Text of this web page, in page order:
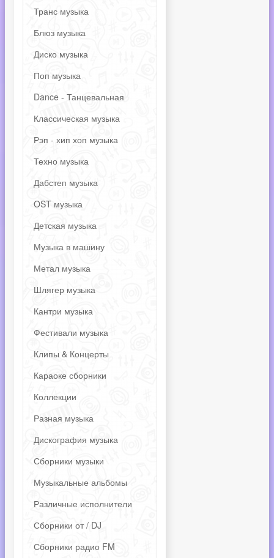
Транс музыка
Блюз музыка
Диско музыка
Поп музыка
Dance - Танцевальная
Классическая музыка
Рэп - хип хоп музыка
Техно музыка
Дабстеп музыка
OST музыка
Детская музыка
Музыка в машину
Метал музыка
Шлягер музыка
Кантри музыка
Фестивали музыка
Клипы & Концерты
Караоке сборники
Коллекции
Разная музыка
Дискография музыка
Сборники музыки
Музыкальные альбомы
Различные исполнители
Сборники от / DJ
Сборники радио FM